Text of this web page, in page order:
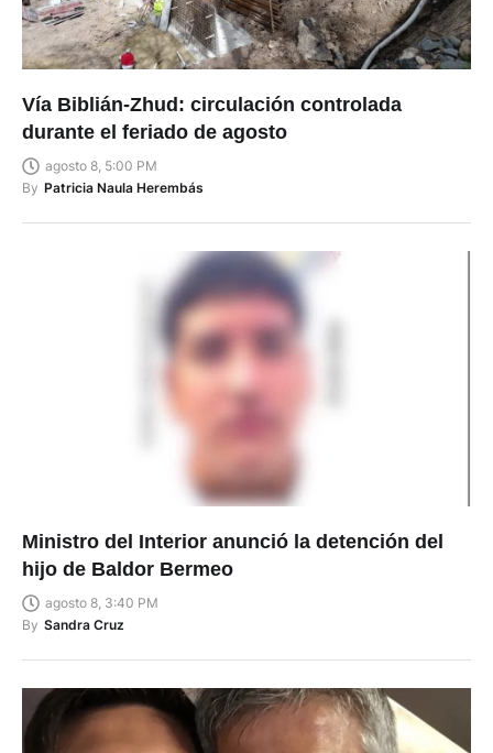
Vía Biblián-Zhud: circulación controlada
durante el feriado de agosto
agosto 8, 5:00 PM
By Patricia Naula Herembás
Ministro del Interior anunció la detención del
hijo de Baldor Bermeo
agosto 8, 3:40 PM
By Sandra Cruz